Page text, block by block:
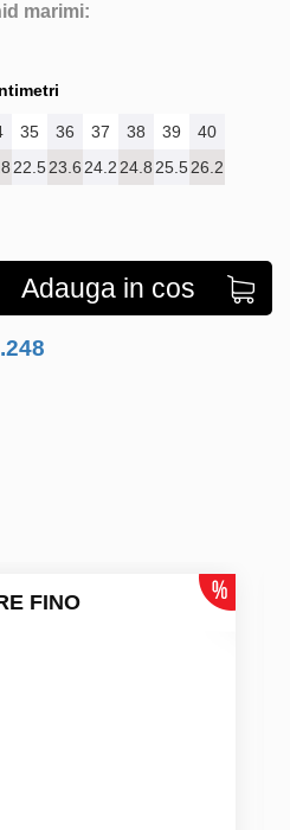
marimi:
35 36 37 38 39
40
22.523.6 24.2 24.8 25.526.2
Adauga in cos
FINO